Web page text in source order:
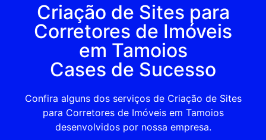
Criação de Sites para
Corretores de Imóveis
em Tamoios
Cases de Sucesso
Confira alguns dos serviços de Criação de Sites
para Corretores de Imóveis em Tamoios
desenvolvidos por nossa empresa.